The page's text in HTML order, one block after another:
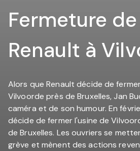
Fermeture
Renault à
Alors que Renault décide de
Vilvoorde près de Bruxelles, Jan
caméra et de son humour. En
décide de fermer l'usine de
de Bruxelles. Les ouvriers se
grève et mènent des actions